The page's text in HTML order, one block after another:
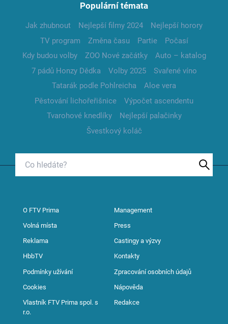
Populární témata
Jak zhubnout Nejlepší filmy 2024
Nejlepší horory
TV program
Změna času Partie
Počasí
Kdy budou volby
ZOO Nové začátky
Auto – katalog
7 pádů Honzy Dědka
Volby 2025
Svařené víno
Tatarák podle Pohlreicha
Aloe vera
Pěstování lichořeřišnice
Výpočet ascendentu
Tvarohové knedlíky
Nejlepší palačinky
Švestkový koláč
O FTV Prima Management
Volná místa Press
Reklama Castingy a výzvy
HbbTV Kontakty
Podmínky užívání Zpracování osobních údajů
Cookies Nápověda
Vlastník FTV Prima spol. s
r.o.
Redakce